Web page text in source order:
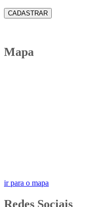
CADASTRAR
Mapa
ir para o mapa
Redes Sociais